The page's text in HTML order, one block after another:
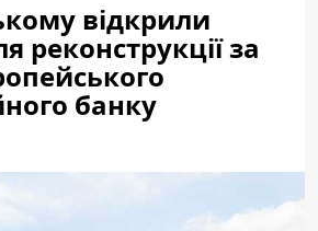
відкрили
реконструкції за
банку